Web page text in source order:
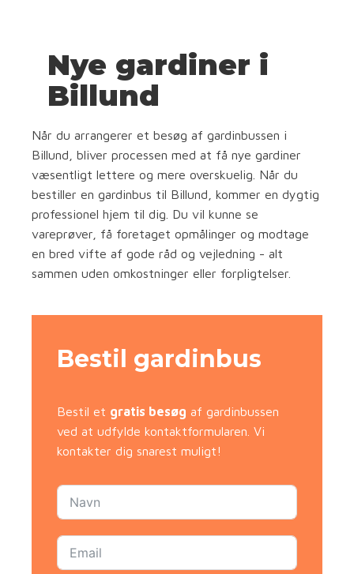
Nye gardiner i
Billund
Når du arrangerer et besøg af gardinbussen i
Billund, bliver processen med at få nye gardiner
væsentligt lettere og mere overskuelig. Når du
bestiller en gardinbus til Billund, kommer en dygtig
professionel hjem til dig. Du vil kunne se
vareprøver, få foretaget opmålinger og modtage
en bred vifte af gode råd og vejledning - alt
sammen uden omkostninger eller forpligtelser.
Bestil gardinbus
Bestil et gratis besøg af gardinbussen
ved at udfylde kontaktformularen. Vi
kontakter dig snarest muligt!